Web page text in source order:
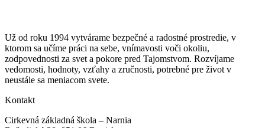
Už od roku 1994 vytvárame bezpečné a radostné prostredie, v
ktorom sa učíme práci na sebe, vnímavosti voči okoliu,
zodpovednosti za svet a pokore pred Tajomstvom. Rozvíjame
vedomosti, hodnoty, vzťahy a zručnosti, potrebné pre život v
neustále sa meniacom svete.
Kontakt
Cirkevná základná škola – Narnia